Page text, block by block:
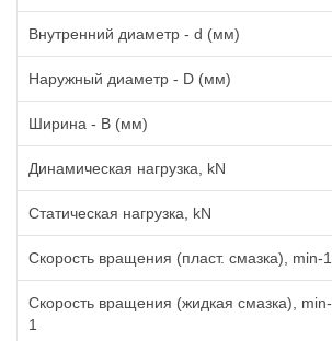
Внутренний диаметр - d (мм)
Наружный диаметр - D (мм)
Ширина - B (мм)
Динамическая нагрузка, kN
Статическая нагрузка, kN
Скорость вращения (пласт. смазка), min-1
Скорость вращения (жидкая смазка), min-
1